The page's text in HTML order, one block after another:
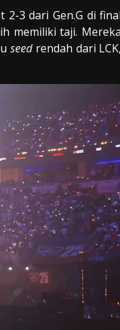
2-3 dari Gen.G di
memiliki taji.
seedrendah dari